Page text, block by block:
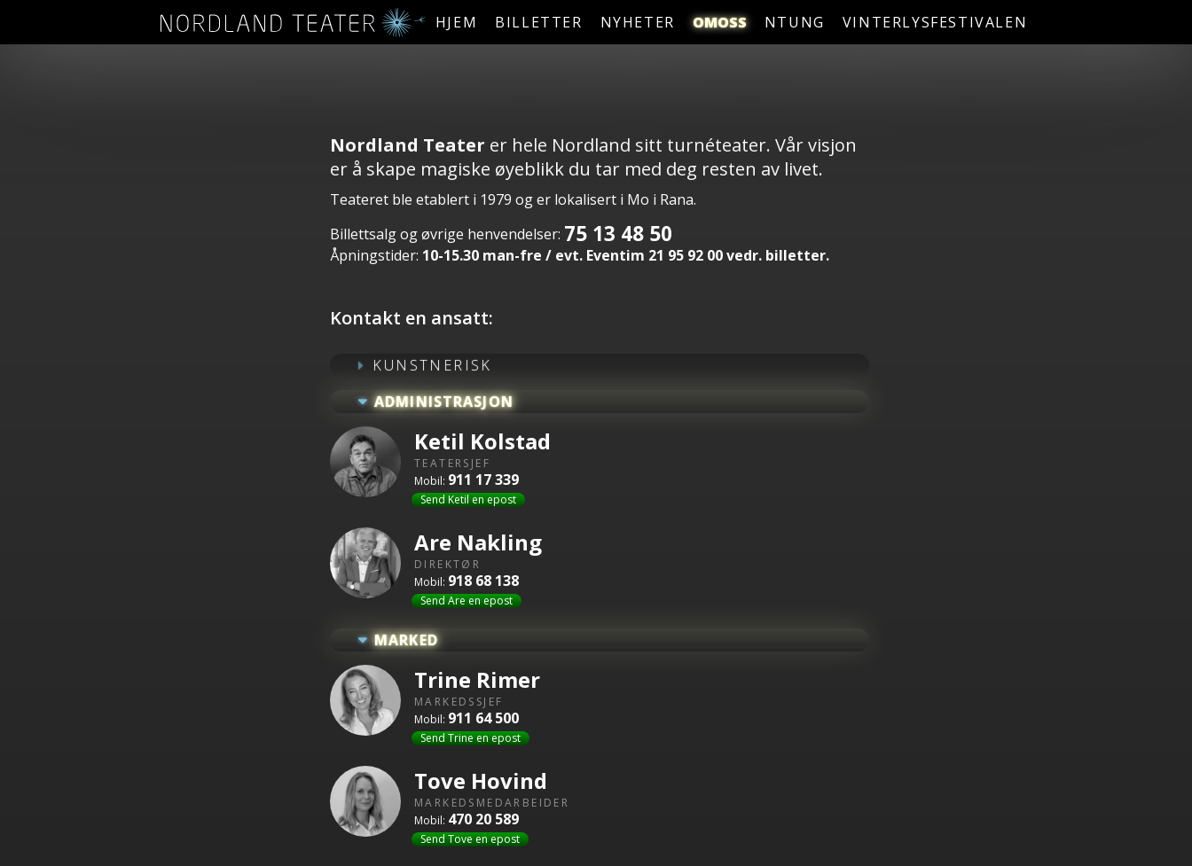
HJEM BILLETTER NYHETER OMOSS NTUNG VINTERLYSFESTIVALEN
Nordland Teater er hele Nordland sitt turnéteater. Vår visjon
er å skape magiske øyeblikk du tar med deg resten av livet.
Teateret ble etablert i 1979 og er lokalisert i Mo i Rana.
Billettsalg og øvrige henvendelser: 75 13 48 50
Åpningstider: 10-15.30 man-fre / evt. Eventim 21 95 92 00 vedr. billetter.
Kontakt en ansatt:
KUNSTNERISK
ADMINISTRASJON
Ketil Kolstad
TEATERSJEF
Mobil: 911 17 339
Send Ketil en epost
Are Nakling
DIREKTØR
Mobil: 918 68 138
Send Are en epost
MARKED
Trine Rimer
MARKEDSSJEF
Mobil: 911 64 500
Send Trine en epost
Tove Hovind
MARKEDSMEDARBEIDER
Mobil: 470 20 589
Send Tove en epost